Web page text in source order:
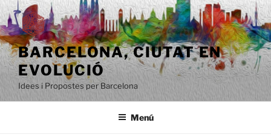
Saltar
al
contenido
BARCELONA, ​​CIUTAT EN
EVOLUCIÓ
Idees i Propostes per Barcelona
Menú